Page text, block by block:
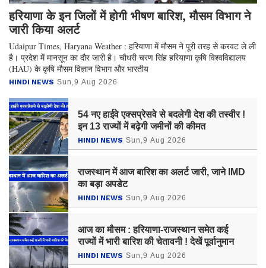
हरियाणा के इन जिलों में होगी भीषण बारिश, मौसम विभाग ने
जारी किया अलर्ट
Udaipur Times, Haryana Weather : हरियाणा में मौसम ने पूरी तरह से करवट ले ली
है। प्रदेश में मानसून का दौर जारी है। चौधरी चरण सिंह हरियाणा कृषि विश्वविद्यालय
(HAU) के कृषि मौसम विज्ञान विभाग और भारतीय
HINDI NEWS Sun,9 Aug 2026
54 नए हाईवे एक्सप्रेसवे से बदलेगी देश की तस्वीर !
इन 13 राज्यों में बढ़ेगी जमीनों की कीमत
HINDI NEWS Sun,9 Aug 2026
राजस्थान में आज बारिश का अलर्ट जारी, जाने IMD
का बड़ा अपडेट
HINDI NEWS Sun,9 Aug 2026
आज का मौसम : हरियाणा-राजस्थान समेत कई
राज्यों में भारी बारिश की चेतावनी ! देखें पूर्वानुमान
HINDI NEWS Sun,9 Aug 2026